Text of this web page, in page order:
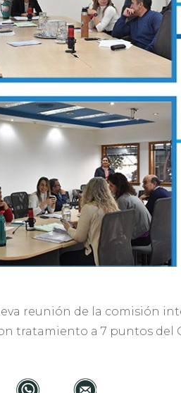
reunión de la comisión
tratamiento a 7 puntos del